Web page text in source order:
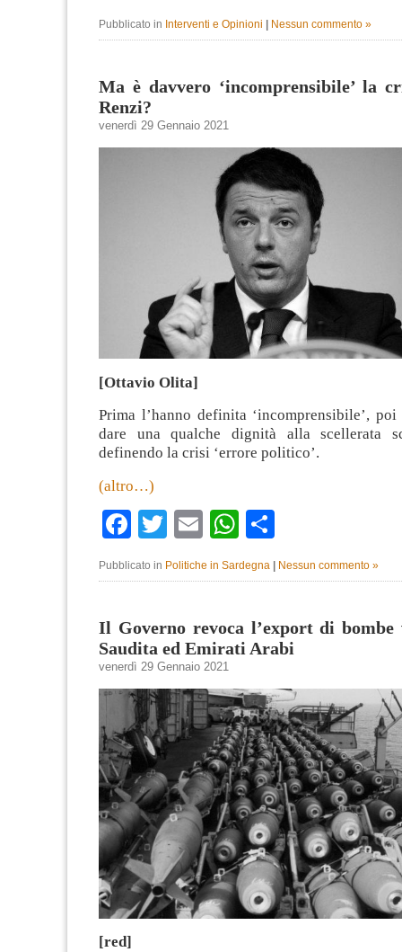
Pubblicato in Interventi e Opinioni Nessun commento »
Ma è davvero ‘incomprensibile’ la
Renzi?
venerdì 29 Gennaio 2021
[Ottavio Olita]
Prima l’hanno definita ‘incomprensibile’,
dare una qualche dignità alla scellerata
definendo la crisi ‘errore politico’.
(altro…)
Facebook
Twitter
EmailWhatsApp
Pubblicato in Politiche in Sardegna | Nessun commento »
Il Governo revoca l’export di bombe
Saudita ed Emirati Arabi
venerdì 29 Gennaio 2021
[red]